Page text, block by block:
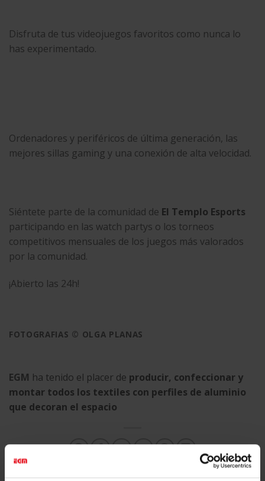
Disfruta de tus videojuegos favoritos como nunca lo
has experimentado.
Ordenadores y periféricos de última generación, las
mejores sillas gaming y una conexión de alta velocidad.
Siéntete parte de la comunidad de El Templo Esports
participando en las watch partys o los torneos
competitivos mensuales de los juegos más valorados
por la comunidad.
¡Abierto las 24h!
FOTOGRAFIAS © OLGA PLANAS
EGM ha tenido el placer de producir, confeccionar y
montar todos los textiles con perfiles de aluminio
que decoran el espacio